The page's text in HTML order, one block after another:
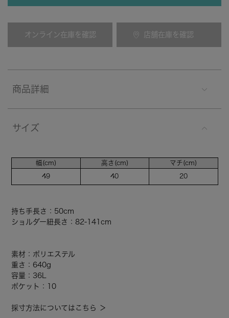
オンライン在庫を確認 店舗在庫を確認
商品詳細
サイズ
幅(cm)
49
高さ(cm)
40
マチ(cm)
20
持ち手長さ：50cm
ショルダー紐長さ：82-141cm
素材：ポリエステル
重さ：640g
容量：36L
ポケット：10
採寸方法についてはこちら ＞